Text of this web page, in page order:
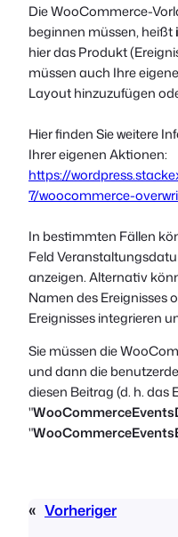
Die WooCommerce-
beginnen müssen, heißt
hier das Produkt
müssen auch Ihre
Layout hinzuzufügen
Hier finden Sie weitere
Ihrer eigenen Aktionen:
https://
7/woocommerce-
In bestimmten Fällen
Feld
anzeigen. Alternativ
Namen des Ereignisses
Ereignisses integrieren
Sie müssen die
und dann die
diesen Beitrag (d. h. das
"
"
« Vorheriger